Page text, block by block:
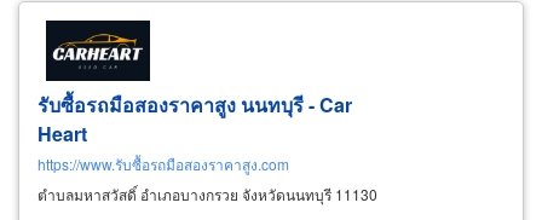
รับซื้อรถมือสองราคาสูง นนทบุรี - Car
Heart
https://www.รับซื้อรถมือสองราคาสูง.com
ตำบลมหาสวัสดิ์ อำเภอบางกรวย จังหวัดนนทบุรี 11130